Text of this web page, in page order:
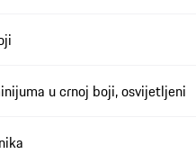
u crnoj boji, osvijetljeni